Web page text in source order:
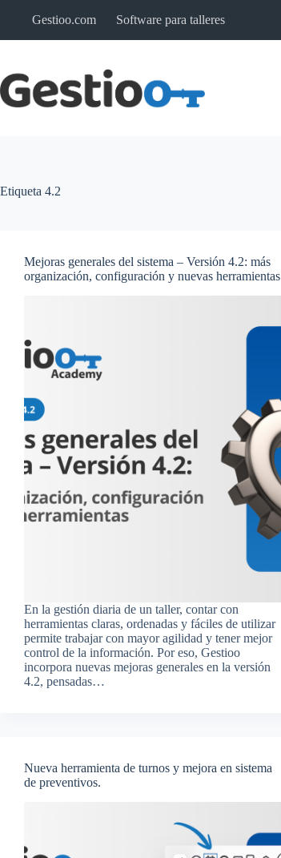
Gestioo.com Software para talleres
Etiqueta 4.2
Mejoras generales del sistema – Versión 4.2: más
organización, configuración y nuevas herramientas
En la gestión diaria de un taller, contar con
herramientas claras, ordenadas y fáciles de utilizar
permite trabajar con mayor agilidad y tener mejor
control de la información. Por eso, Gestioo
incorpora nuevas mejoras generales en la versión
4.2, pensadas…
Nueva herramienta de turnos y mejora en sistema
de preventivos.